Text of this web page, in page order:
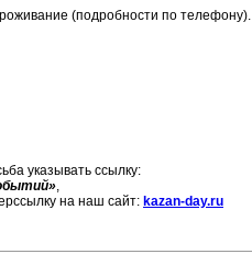
(подробности по телефону).
указывать ссылку:
,
на наш сайт: kazan-day.ru